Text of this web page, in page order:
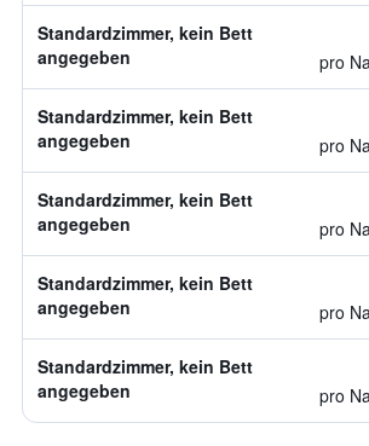
Standardzimmer, kein Bett
angegeben
pro
Standardzimmer, kein Bett
angegeben
pro
Standardzimmer, kein Bett
angegeben
pro
Standardzimmer, kein Bett
angegeben
pro
Standardzimmer, kein Bett
angegeben
pro